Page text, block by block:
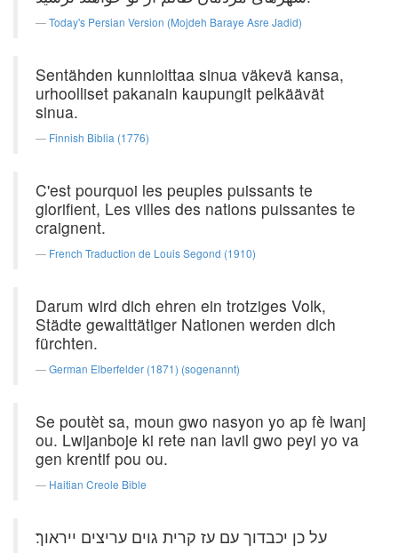
Today's Persian Version (Mojdeh Baraye Asre Jadid)
Sentähden kunnioittaa sinua väkevä kansa,
urhoolliset pakanain kaupungit pelkäävät
sinua.
Finnish Biblia (1776)
C'est pourquoi les peuples puissants te
glorifient, Les villes des nations puissantes te
craignent.
French Traduction de Louis Segond (1910)
Darum wird dich ehren ein trotziges Volk,
Städte gewalttätiger Nationen werden dich
fürchten.
German Elberfelder (1871) (sogenannt)
Se poutèt sa, moun gwo nasyon yo ap fè lwanj
ou. Lwijanboje ki rete nan lavil gwo peyi yo va
gen krentif pou ou.
Haitian Creole Bible
על כן יכבדוך עם עז קרית גוים עריצים ייראוך׃